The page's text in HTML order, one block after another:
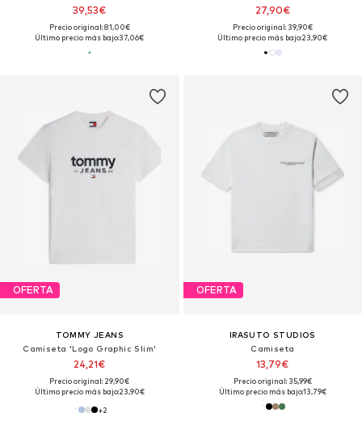
39,53€
Precio original: 81,00€
Último precio más bajo:37,06€
27,90€
Precio original: 39,90€
Último precio más bajo:23,90€
OFERTA
TOMMY JEANS
Camiseta 'Logo Graphic Slim'
24,21€
Precio original: 29,90€
Último precio más bajo:23,90€
+2
OFERTA
IRASUTO STUDIOS
Camiseta
13,79€
Precio original: 35,99€
Último precio más bajo:13,79€